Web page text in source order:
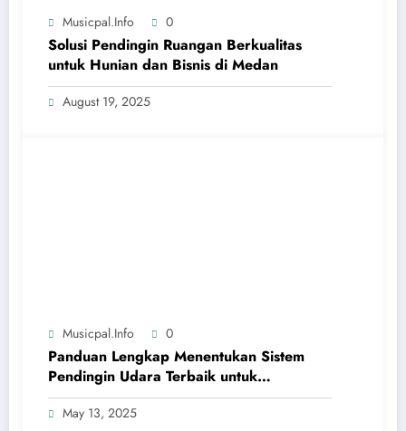
Musicpal.info 0
Solusi Pendingin Ruangan Berkualitas
untuk Hunian dan Bisnis di Medan
August 19, 2025
Musicpal.info 0
Panduan Lengkap Menentukan Sistem
Pendingin Udara Terbaik untuk
Kenyamanan Maksimal
May 13, 2025